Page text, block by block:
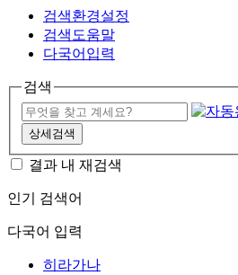
검색환경설정
검색도움말
다국어입력
검색
상세검색
결과 내 재검색
인기 검색어
다국어 입력
히라가나